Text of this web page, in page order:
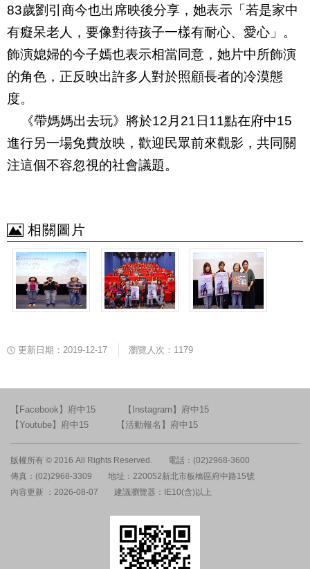
83歲劉引商今也出席映後分享，她表示「若是家中
有癡呆老人，要像對待孩子一樣有耐心、愛心」。
飾演媳婦的今子嫣也表示相當同意，她片中所飾演
的角色，正反映出許多人對於照顧長者的冷漠態
度。
《帶媽媽出去玩》將於12 月 21日11點在府中15
進行另一場免費放映，歡迎民眾前來觀影， 共同關
注這個不容忽視的社會議題。
相關圖片
更新日期：2019-12-17 瀏覽人次：1179
【Facebook】府中15
【Instagram】府中15
【Youtube】府中15
【活動報名】府中15
版權所有 © 2016 All Rights Reserved.
電話：(02)2968-3600
傳真：(02)2968-3309
地址：220052新北市板橋區府中路15號
內容更新 ：2026-08-07
建議瀏覽器：IE10(含)以上